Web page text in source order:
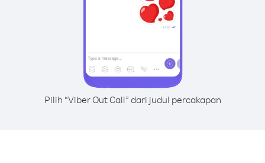
Pilih “Viber Out Call” dari judul percakapan